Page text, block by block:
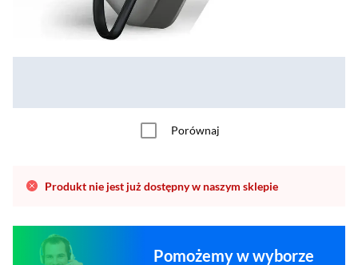
Porównaj
Produkt nie jest już dostępny w naszym sklepie
Pomożemy w wyborze